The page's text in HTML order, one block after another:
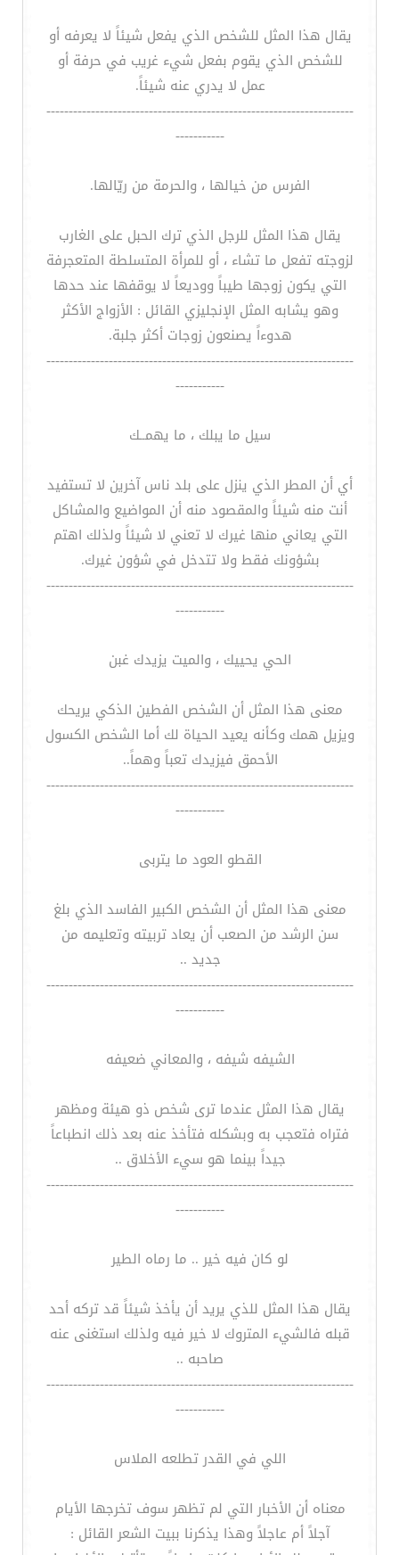
يقال هذا المثل للشخص الذي يفعل شيئاً لا يعرفه أو
للشخص الذي يقوم بفعل شيء غريب في حرفة أو
عمل لا يدري عنه شيئاً.
---------------------------------------------------------------------
-----------
الفرس من خيالها ، والحرمة من ريّالها.
يقال هذا المثل للرجل الذي ترك الحبل على الغارب
لزوجته تفعل ما تشاء ، أو للمرأة المتسلطة المتعجرفة
التي يكون زوجها طيباً ووديعاً لا يوقفها عند حدها
وهو يشابه المثل الإنجليزي القائل : الأزواج الأكثر
هدوءاً يصنعون زوجات أكثر جلبة.
---------------------------------------------------------------------
-----------
سيل ما يبلك ، ما يهمــك
أي أن المطر الذي ينزل على بلد ناس آخرين لا تستفيد
أنت منه شيئاً والمقصود منه أن المواضيع والمشاكل
التي يعاني منها غيرك لا تعني لا شيئاً ولذلك اهتم
بشؤونك فقط ولا تتدخل في شؤون غيرك.
---------------------------------------------------------------------
-----------
الحي يحييك ، والميت يزيدك غبن
معنى هذا المثل أن الشخص الفطين الذكي يريحك
ويزيل همك وكأنه يعيد الحياة لك أما الشخص الكسول
الأحمق فيزيدك تعباً وهماً..
---------------------------------------------------------------------
-----------
القطو العود ما يتربى
معنى هذا المثل أن الشخص الكبير الفاسد الذي بلغ
سن الرشد من الصعب أن يعاد تربيته وتعليمه من
جديد ..
---------------------------------------------------------------------
-----------
الشيفه شيفه ، والمعاني ضعيفه
يقال هذا المثل عندما ترى شخص ذو هيئة ومظهر
فتراه فتعجب به وبشكله فتأخذ عنه بعد ذلك انطباعاً
جيداً بينما هو سيء الأخلاق ..
---------------------------------------------------------------------
-----------
لو كان فيه خير .. ما رماه الطير
يقال هذا المثل للذي يريد أن يأخذ شيئاً قد تركه أحد
قبله فالشيء المتروك لا خير فيه ولذلك استغنى عنه
صاحبه ..
---------------------------------------------------------------------
-----------
اللي في القدر تطلعه الملاس
معناه أن الأخبار التي لم تظهر سوف تخرجها الأيام
آجلاً أم عاجلاً وهذا يذكرنا ببيت الشعر القائل :